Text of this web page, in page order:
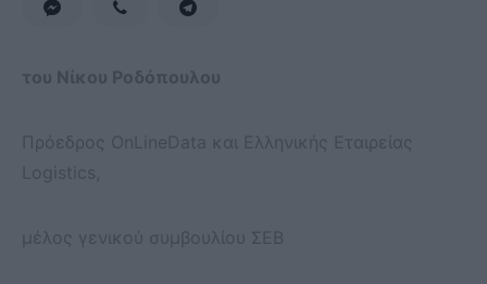
του Νίκου Ροδόπουλου
Πρόεδρος OnLineData και Ελληνικής Εταιρείας
Logistics,
μέλος γενικού συμβουλίου ΣΕΒ